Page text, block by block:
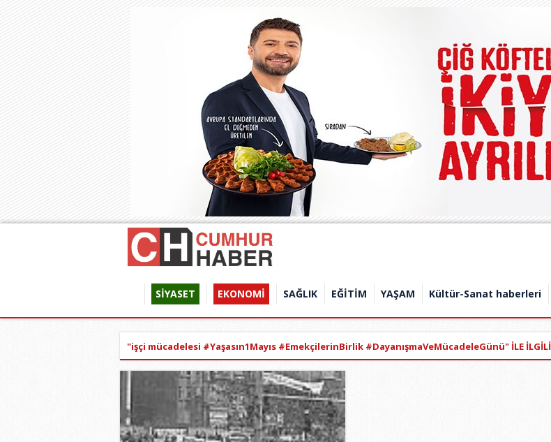
SİYASET EKONOMİ SAĞLIK EĞİTİM YAŞAM Kültür-Sanat haberleri
"işçi mücadelesi #Yaşasın1Mayıs #EmekçilerinBirlik #DayanışmaVeMücadeleGünü" İLE İLGİLİ
HABERLER